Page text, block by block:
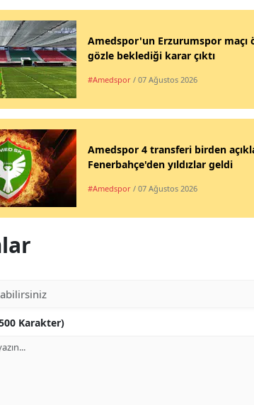
Amedspor'un Erzurumspor maçı
gözle beklediği karar çıktı
#Amedspor / 07 Ağustos 2026
Amedspor 4 transferi birden
Fenerbahçe'den yıldızlar geldi
#Amedspor / 07 Ağustos 2026
Karakter)